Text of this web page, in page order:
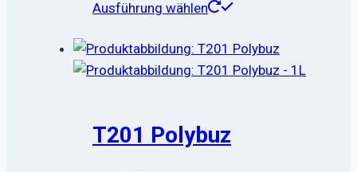
Ausführung wählen
Dieses
weist
mehrere
T201 Polybuz